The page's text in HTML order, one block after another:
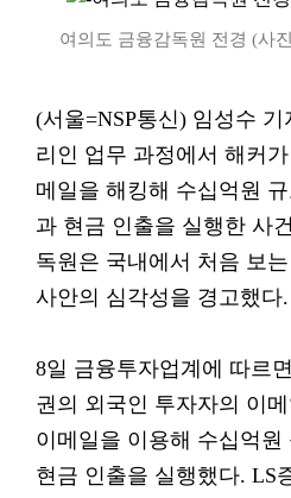
여의도 금융감독원 전경 (사
(서울=NSP통신) 임성수
리인 업무 과정에서 해커
메일을 해킹해 수십억원
과 현금 인출을 실행한 사
독원은 국내에서 처음 보
사안의 심각성을 경고했다.
8일 금융투자업계에 따르
권의 외국인 투자자의 이
이메일을 이용해 수십억
현금 인출을 실행했다. LS